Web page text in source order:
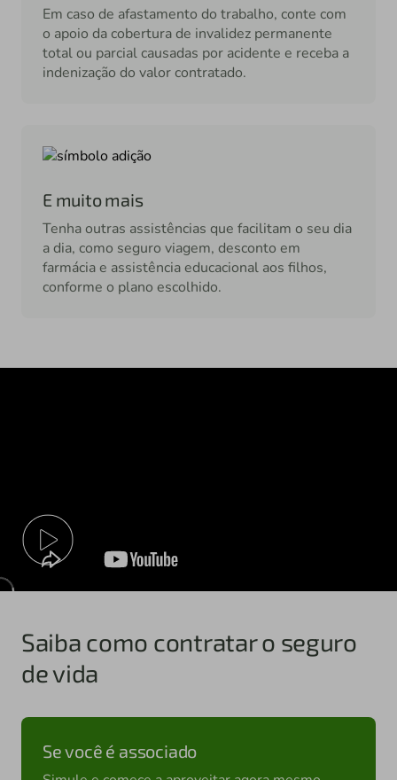
Em caso de afastamento do trabalho, conte com
o apoio da cobertura de invalidez permanente
total ou parcial causadas por acidente e receba a
indenização do valor contratado.
E muito mais
Tenha outras assistências que facilitam o seu dia
a dia, como seguro viagem, desconto em
farmácia e assistência educacional aos filhos,
conforme o plano escolhido.
Saiba como contratar o seguro
de vida
Se você é associado